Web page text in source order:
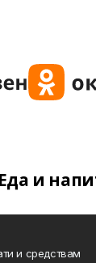
и
и средствам